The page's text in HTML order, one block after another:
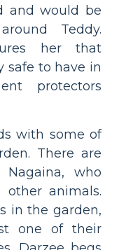
and would be
Teddy.
her that
safe to have in
protectors
with some of
There are
who
animals.
in the garden,
one of their